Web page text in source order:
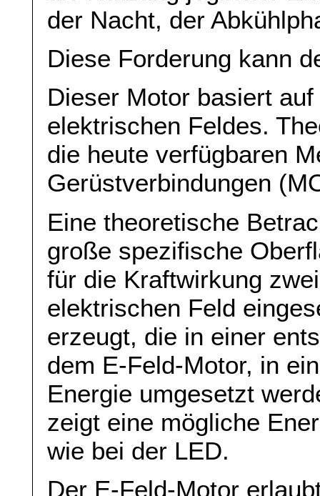
der Nacht, der
Diese Forderung kann
Dieser Motor basiert
elektrischen Feldes.
die heute verfügbaren
Gerüstverbindungen
Eine theoretische
große spezifische
für die Kraftwirkung
elektrischen Feld
erzeugt, die in einer
dem E-Feld-Motor, in
Energie umgesetzt
zeigt eine mögliche
wie bei der LED.
Der E-Feld-Motor